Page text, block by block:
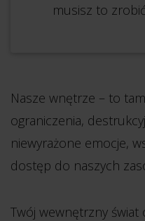
musisz to
Nasze wnętrze – to
ograniczenia,
niewyrażone emocje,
dostęp do naszych
Twój wewnętrzny świat